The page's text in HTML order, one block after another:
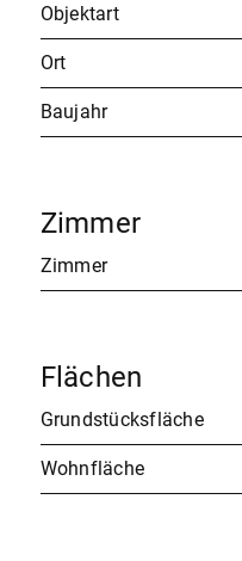
Objektart
Ort
Baujahr
Zimmer
Zimmer
Flächen
Grundstücksfläche
Wohnfläche